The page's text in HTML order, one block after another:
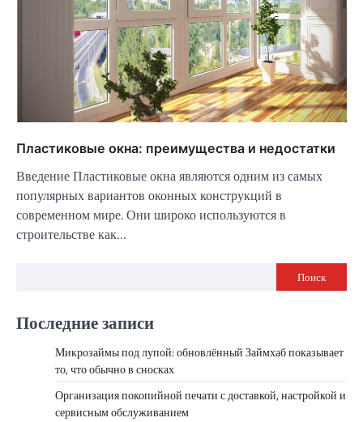
Пластиковые окна: преимущества и недостатки
Введение Пластиковые окна являются одним из самых
популярных вариантов оконных конструкций в
современном мире. Они широко используются в
строительстве как…
Поиск
Последние записи
Микрозаймы под лупой: обновлённый Займхаб показывает
то, что обычно в сносках
Организация покопийной печати с доставкой, настройкой и
сервисным обслуживанием